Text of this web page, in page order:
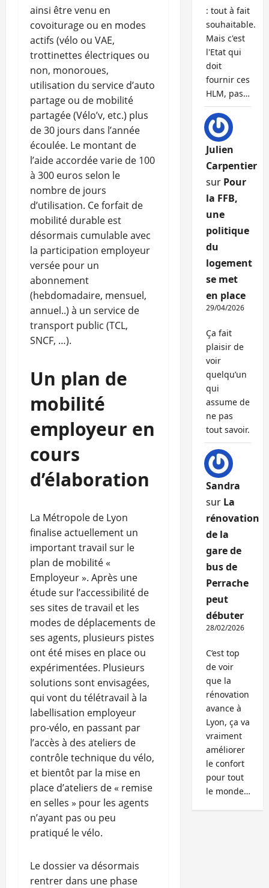
ainsi être venu en
covoiturage ou en modes
actifs (vélo ou VAE,
trottinettes électriques ou
non, monoroues,
utilisation du service d’auto
partage ou de mobilité
partagée (Vélo’v, etc.) plus
de 30 jours dans l’année
écoulée. Le montant de
l’aide accordée varie de 100
à 300 euros selon le
nombre de jours
d’utilisation. Ce forfait de
mobilité durable est
désormais cumulable avec
la participation employeur
versée pour un
abonnement
(hebdomadaire, mensuel,
annuel..) à un service de
transport public (TCL,
SNCF, …).
Un plan de
mobilité
employeur en
cours
d’élaboration
La Métropole de Lyon
finalise actuellement un
important travail sur le
plan de mobilité «
Employeur ». Après une
étude sur l’accessibilité de
ses sites de travail et les
modes de déplacements de
ses agents, plusieurs pistes
ont été mises en place ou
expérimentées. Plusieurs
solutions sont envisagées,
qui vont du télétravail à la
labellisation employeur
pro-vélo, en passant par
l’accès à des ateliers de
contrôle technique du vélo,
et bientôt par la mise en
place d’ateliers de « remise
en selles » pour les agents
n’ayant pas ou peu
pratiqué le vélo.
Le dossier va désormais
rentrer dans une phase
: tout à fait
souhaitable.
Mais c'est
l'Etat qui
doit
fournir ces
HLM, pas…
Julien
Carpentier
sur Pour
la FFB,
une
politique
du
logement
se met
en place
29/04/2026
Ça fait
plaisir de
voir
quelqu’un
qui
assume de
ne pas
tout savoir.
Sandra
sur La
rénovation
de la
gare de
bus de
Perrache
peut
débuter
28/02/2026
C’est top
de voir
que la
rénovation
avance à
Lyon, ça va
vraiment
améliorer
le confort
pour tout
le monde…